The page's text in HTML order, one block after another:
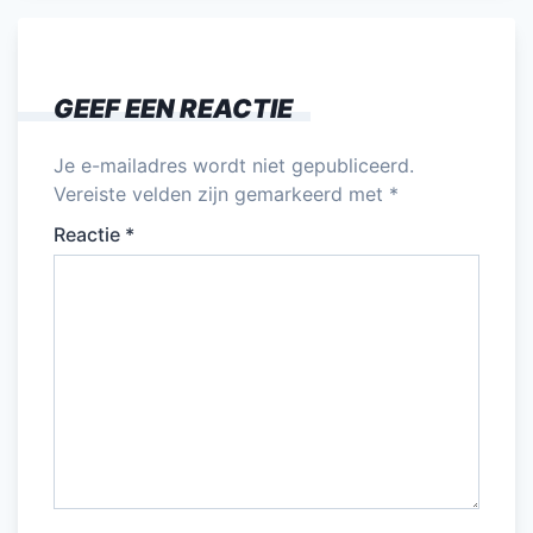
o
o
k
n p
p
GEEF EEN REACTIE
Je e-mailadres wordt niet gepubliceerd.
Vereiste velden zijn gemarkeerd met *
Reactie *